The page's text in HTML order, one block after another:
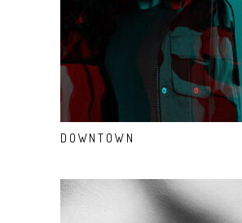
COMPRAR EL PRODUCTO
DOWNTOWN